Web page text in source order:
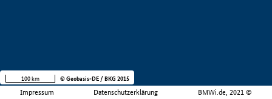
Impressum Datenschutzerklärung BMWi.de, 2021 ©
100 km © Geobasis-DE / BKG 2015